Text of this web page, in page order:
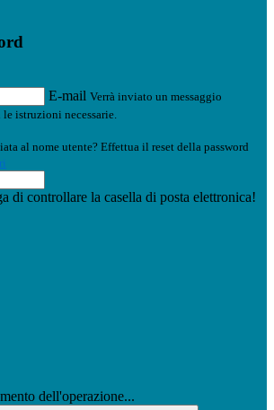
E-mail Verrà inviato un messaggio
istruzioni necessarie.
al nome utente? Effettua il reset della password
di controllare la casella di posta elettronica!
dell'operazione...